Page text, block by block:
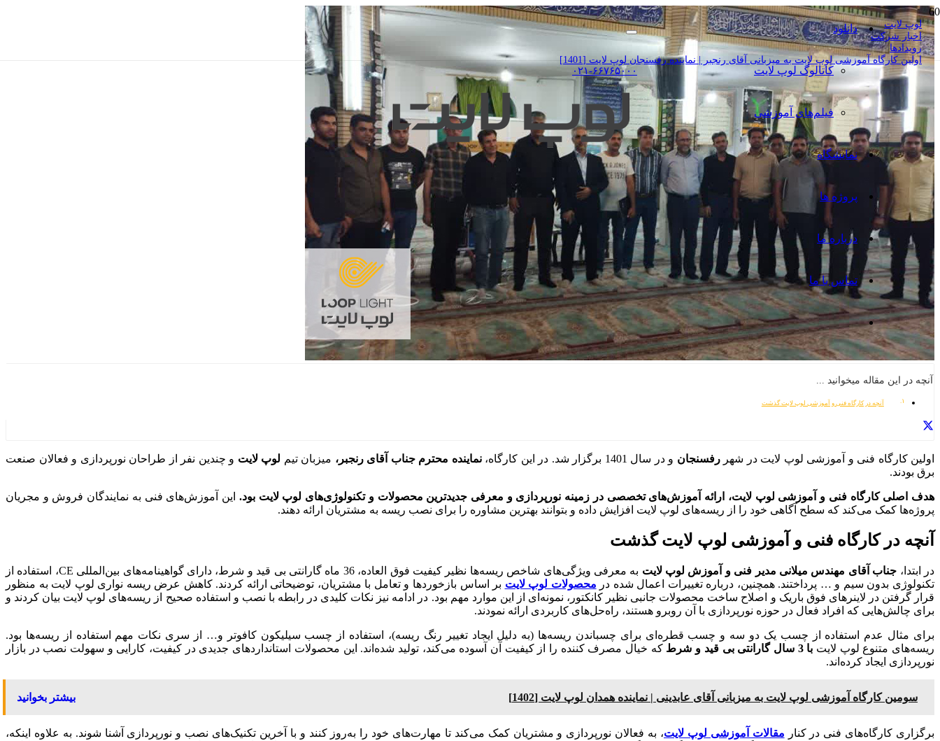
دانلود
کاتالوگ‌ لوپ لایت
فیلم‌های آموزشی
نمایشگاه
پروژه ها
درباره ما
تماس با ما
۰۲۱-۶۶۷۶۵۰۰۰
لوپ لایت
اخبار شرکت
رویدادها
اولین کارگاه آموزشی لوپ لایت به میزبانی آقای رنجبر | نماینده رفسنجان لوپ لایت [1401]
آنچه در این مقاله میخوانید ...
آنچه در کارگاه فنی و آموزشی لوپ لایت گذشت
اولین کارگاه فنی و آموزشی لوپ لایت در شهررفسنجان و در سال 1401 برگزار شد. در این کارگاه، نماینده محترم جناب آقای رنجبر، میزبان تیم لوپ لایت و چندین نفر از طراحان نورپردازی و فعالان صنعت
برق بودند.
هدف اصلی کارگاه فنی و آموزشی لوپ لایت، ارائه آموزش‌های تخصصی در زمینه نورپردازی و معرفی جدیدترین محصولات و تکنولوژی‌های لوپ لایت بود. این آموزش‌های فنی به نمایندگان فروش و مجریان
پروژه‌ها کمک می‌کند که سطح آگاهی خود را از ریسه‌های لوپ لایت افزایش داده و بتوانند بهترین مشاوره‌ را برای نصب ریسه به مشتریان ارائه دهند.
آنچه در کارگاه فنی و آموزشی لوپ لایت گذشت
در ابتدا، جناب آقای مهندس میلانی مدیر فنی و آموزش لوپ لایت به
معرفی ویژگی‌های شاخص ریسه‌ها نظیر کیفیت فوق العاده، 36 ماه گارانتی بی قید و شرط، دارای گواهینامه‌های بین‌المللی CE، استفاده از
تکنولوژی بدون سیم و … پرداختند.همچنین، درباره تغییرات اعمال شده در محصولات لوپ لایت بر اساس بازخوردها و تعامل با مشتریان، توضیحاتی ارائه کردند. کاهش عرض ریسه نواری لوپ لایت به منظور
قرار گرفتن در لاینرهای فوق باریک و اصلاح ساخت محصولات جانبی نظیر کانکتور، نمونه‌ای از این موارد مهم بود. در ادامه نیز نکات کلیدی در رابطه با نصب و استفاده صحیح از ریسه‌های لوپ لایت بیان کردند و
برای چالش‌هایی که افراد فعال در حوزه نورپردازی با آن روبرو هستند، راه‌حل‌های کاربردی ارائه نمودند.
برای مثال عدم استفاده از چسب یک دو سه و چسب قطره‌ای برای چسباندن ریسه‌ها (به دلیل ایجاد تغییر رنگ ریسه)، استفاده از چسب سیلیکون کافوتر و… از سری نکات مهم استفاده از ریسه‌ها بود.
ریسه‌های متنوع لوپ لایت با 3 سال گارانتی بی قید و شرط
که خیال مصرف کننده را از کیفیت آن آسوده می‌کند، تولید شده‌اند. این محصولات استانداردهای جدیدی در کیفیت، کارایی و سهولت نصب در بازار
نورپردازی ایجاد کرده‌اند.
بیشتر بخوانید سومین کارگاه آموزشی لوپ لایت به میزبانی آقای عابدینی | نماینده همدان لوپ لایت [1402]
برگزاری کارگاه‌های فنی در کنار مقالات آموزشی لوپ لایت، به فعالان نورپردازی و مشتریان کمک می‌کند تا مهارت‌های خود را به‌روز کنند و با آخرین تکنیک‌های نصب و نورپردازی آشنا شوند. به علاوه اینکه،